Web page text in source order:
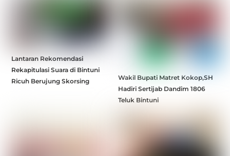
Lantaran Rekomendasi
Rekapitulasi Suara di Bintuni
Ricuh Berujung Skorsing
Wakil Bupati Matret Kokop,SH
Hadiri Sertijab Dandim 1806
Teluk Bintuni